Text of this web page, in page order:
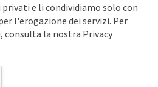
e li condividiamo solo con
l'erogazione dei servizi. Per
la nostra Privacy